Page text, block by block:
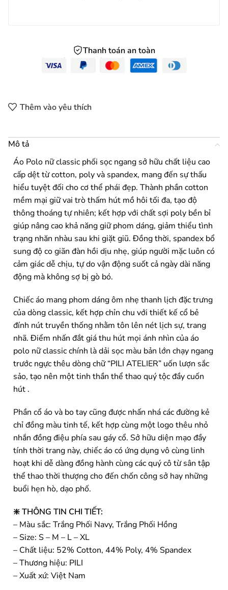
Thanh toán an toàn
Thêm vào yêu thích
Mô tả
Áo Polo nữ classic phối sọc ngang sở hữu chất liệu cao
cấp dệt từ cotton, poly và spandex, mang đến sự thấu
hiểu tuyệt đối cho cơ thể phái đẹp. Thành phần cotton
mềm mại giữ vai trò thấm hút mồ hôi tối đa, tạo độ
thông thoáng tự nhiên; kết hợp với chất sợi poly bền bỉ
giúp nâng cao khả năng giữ phom dáng, giảm thiểu tình
trạng nhăn nhàu sau khi giặt giũ. Đồng thời, spandex bổ
sung độ co giãn đàn hồi dịu nhẹ, giúp người mặc luôn có
cảm giác dễ chịu, tự do vận động suốt cả ngày dài năng
động mà không sợ bị gò bó.
Chiếc áo mang phom dáng ôm nhẹ thanh lịch đặc trưng
của dòng classic, kết hợp chỉn chu với thiết kế cổ bẻ
đính nút truyền thống nhằm tôn lên nét lịch sự, trang
nhã. Điểm nhấn đắt giá thu hút mọi ánh nhìn của áo
polo nữ classic chính là dải sọc màu bản lớn chạy ngang
trước ngực thêu dòng chữ “PILI ATELIER” uốn lượn sắc
sảo, tạo nên một tinh thần thể thao quý tộc đầy cuốn
hút .
Phần cổ áo và bo tay cũng được nhấn nhá các đường kẻ
chỉ đồng màu tinh tế, kết hợp cùng một logo thêu nhỏ
nhắn đồng điệu phía sau gáy cổ. Sở hữu diện mạo đầy
tính thời trang này, chiếc áo có ứng dụng vô cùng linh
hoạt khi dễ dàng đồng hành cùng các quý cô từ sân tập
thể thao thời thượng cho đến chốn công sở hay những
buổi hẹn hò, dạo phố.
❇️ THÔNG TIN CHI TIẾT:
– Màu sắc: Trắng Phối Navy, Trắng Phối Hồng
– Size: S – M – L – XL
– Chất liệu: 52% Cotton, 44% Poly, 4% Spandex
– Thương hiệu: PILI
– Xuất xứ: Việt Nam